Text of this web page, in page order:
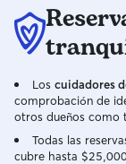
Los cuidadores
comprobación de
otros dueños como
Todas las
cubre hasta